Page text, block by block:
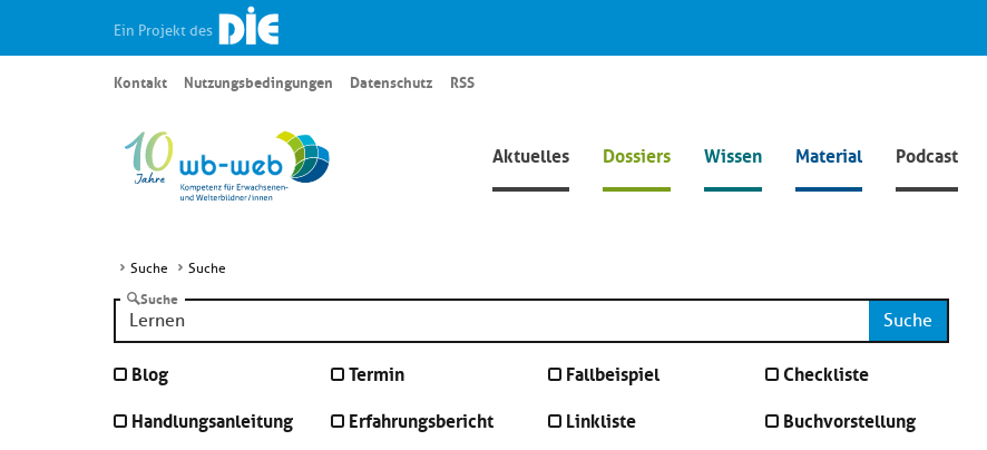
Ein Projekt des
Aktuelles Dossiers Wissen Material Podcast
Kontakt Nutzungsbedingungen Datenschutz RSS
Suche Suche
Suche
Suche
Blog Termin Fallbeispiel
Checkliste
Handlungsanleitung
Erfahrungsbericht Linkliste
Buchvorstellung